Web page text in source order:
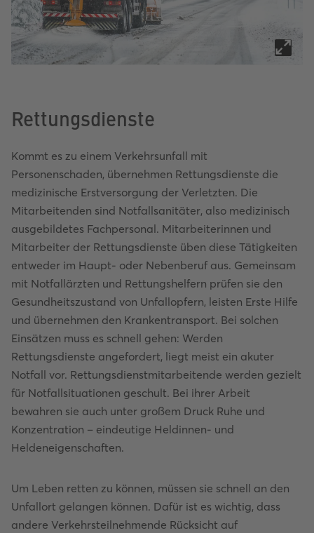
Rettungsdienste
Kommt es zu einem Verkehrsunfall mit
Personenschaden, übernehmen Rettungsdienste die
medizinische Erstversorgung der Verletzten. Die
Mitarbeitenden sind Notfallsanitäter, also medizinisch
ausgebildetes Fachpersonal. Mitarbeiterinnen und
Mitarbeiter der Rettungsdienste üben diese Tätigkeiten
entweder im Haupt- oder Nebenberuf aus. Gemeinsam
mit Notfallärzten und Rettungshelfern prüfen sie den
Gesundheitszustand von Unfallopfern, leisten Erste Hilfe
und übernehmen den Krankentransport. Bei solchen
Einsätzen muss es schnell gehen: Werden
Rettungsdienste angefordert, liegt meist ein akuter
Notfall vor. Rettungsdienstmitarbeitende werden gezielt
für Notfallsituationen geschult. Bei ihrer Arbeit
bewahren sie auch unter großem Druck Ruhe und
Konzentration – eindeutige Heldinnen- und
Heldeneigenschaften.
Um Leben retten zu können, müssen sie schnell an den
Unfallort gelangen können. Dafür ist es wichtig, dass
andere Verkehrsteilnehmende Rücksicht auf